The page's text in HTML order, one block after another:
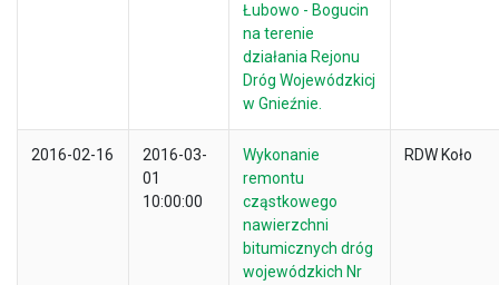
Łubowo - Bogucin
na terenie
działania Rejonu
Dróg Wojewódzkicj
w Gnieźnie.
2016-02-16
2016-03-
01
10:00:00
Wykonanie
remontu
cząstkowego
nawierzchni
bitumicznych dróg
wojewódzkich Nr
RDW Koło